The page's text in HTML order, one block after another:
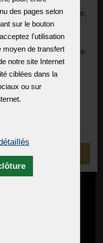
can visit, for example,
or your importer) the
and understanding
JE COMPRENDS
avec une coupe
Lors du moulage profond
de matériaux est
ce type de
et doit faire appel aux
verrier.
des pages selon
sur le bouton
l'utilisation
moyen de transfert
notre site Internet
ciblées dans la
ou sur